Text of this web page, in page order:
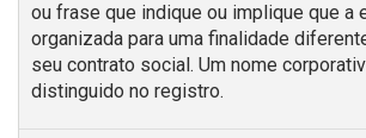
ou frase que indique ou implique que a
organizada para uma finalidade
seu contrato social. Um nome
distinguido no registro.